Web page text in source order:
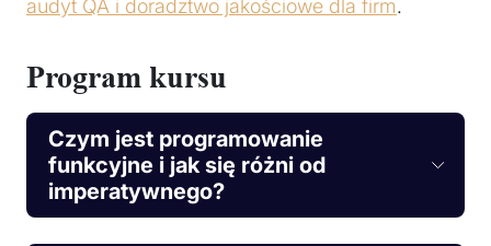
audyt QA i doradztwo jakościowe dla firm.
Program kursu
Czym jest programowanie
funkcyjne i jak się różni od
imperatywnego?